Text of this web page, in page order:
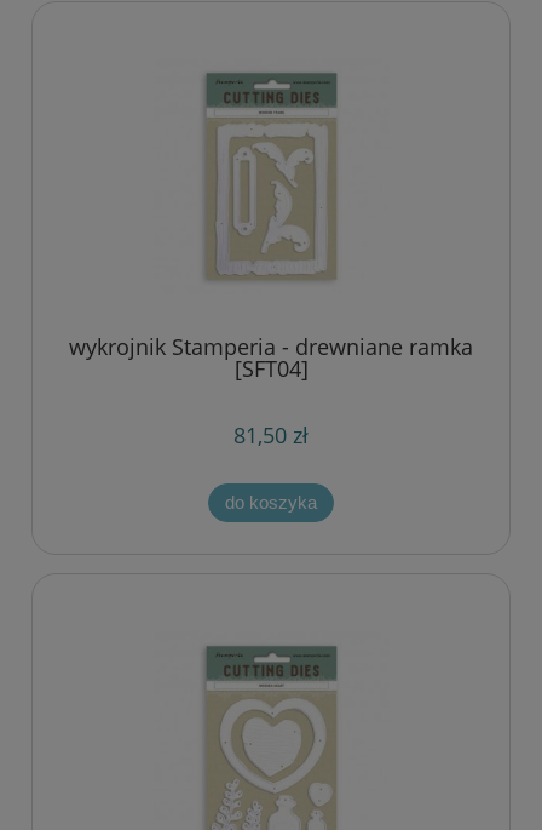
wykrojnik Stamperia - drewniane ramka
[SFT04]
81,50 zł
do koszyka